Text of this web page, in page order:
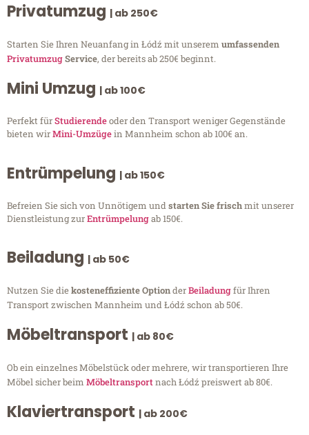
Privatumzug | ab 250€
Starten Sie Ihren Neuanfang in Łódź mit unserem umfassenden
PrivatumzugService, der bereits ab 250€ beginnt.
Mini Umzug | ab 100€
Perfekt fürStudierendeoder den Transport weniger Gegenstände
bieten wirMini-Umzügein Mannheim schon ab 100€ an.
Entrümpelung | ab 150€
Befreien Sie sich von Unnötigem undstarten Sie frischmit unserer
Dienstleistung zurEntrümpelungab 150€.
Beiladung | ab 50€
Nutzen Sie diekosteneffiziente OptionderBeiladungfür Ihren
Transport zwischen Mannheim und Łódź schon ab 50€.
Möbeltransport | ab 80€
Ob ein einzelnes Möbelstück oder mehrere, wir transportieren Ihre
Möbel sicher beim Möbeltransportnach Łódź preiswert ab 80€.
Klaviertransport | ab 200€